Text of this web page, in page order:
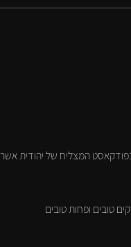
המצליח של יהודית אשר
טובים ופחות טובים